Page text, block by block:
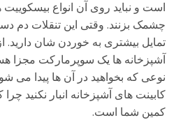
است و نباید روی آن انواع بیسکوییت
چشمک بزنند. وقتی این تنقلات دم
تمایل بیشتری به خوردن شان دارید.
آشپزخانه ها یک سوپرمارکت مجزا
نوعی که بخواهید در آن ها پیدا می
کابینت های آشپزخانه انبار نکنید
کمین شما است.